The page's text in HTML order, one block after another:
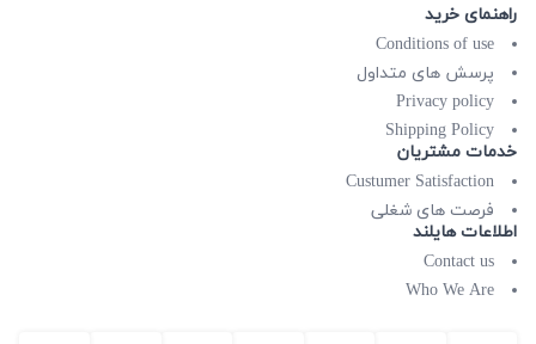
راهنمای خرید
Conditions of use
پرسش های متداول
Privacy policy
Shipping Policy
خدمات مشتریان
Custumer Satisfaction
فرصت های شغلی
اطلاعات هایلند
Contact us
Who We Are